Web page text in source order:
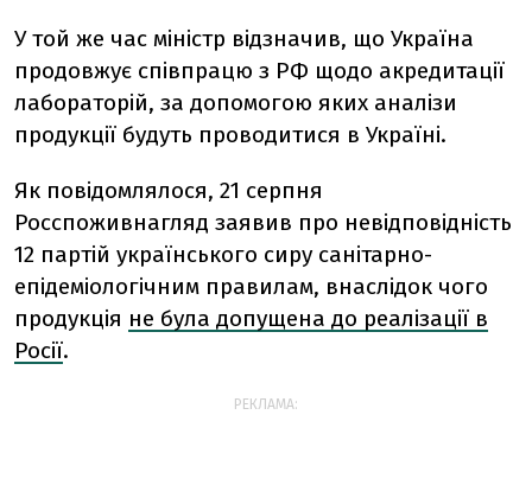
У той же час міністр відзначив, що Україна
продовжує співпрацю з РФ щодо акредитації
лабораторій, за допомогою яких аналізи
продукції будуть проводитися в Україні.
Як повідомлялося, 21 серпня
Росспоживнагляд заявив про невідповідність
12 партій українського сиру санітарно-
епідеміологічним правилам, внаслідок чого
продукція не була допущена до реалізації в
Росії.
РЕКЛАМА: